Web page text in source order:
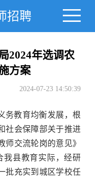
招聘
2024年选调农
方案
2024-07-23 14:50:39
务教育均衡发展，根
社会保障部关于推进
师交流轮岗的意见》
我县教育实际，经研
批充实到城区学校任